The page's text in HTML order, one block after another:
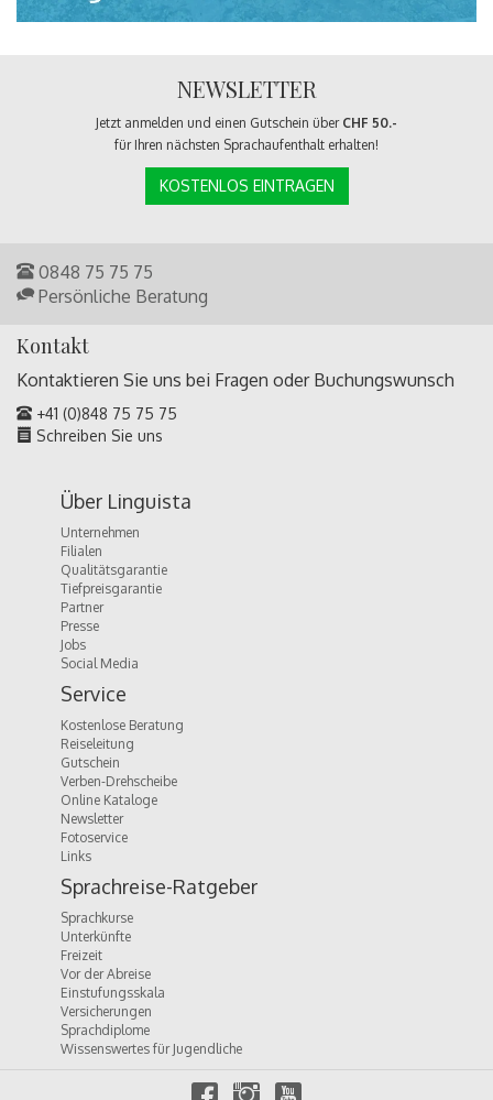
NEWSLETTER
Jetzt anmelden und einen Gutschein über CHF 50.-
für Ihren nächsten Sprachaufenthalt erhalten!
KOSTENLOS EINTRAGEN
0848 75 75 75
Persönliche Beratung
Kontakt
Kontaktieren Sie uns bei Fragen oder Buchungswunsch
+41 (0)848 75 75 75
Schreiben Sie uns
Über Linguista
Unternehmen
Filialen
Qualitätsgarantie
Tiefpreisgarantie
Partner
Presse
Jobs
Social Media
Service
Kostenlose Beratung
Reiseleitung
Gutschein
Verben-Drehscheibe
Online Kataloge
Newsletter
Fotoservice
Links
Sprachreise-Ratgeber
Sprachkurse
Unterkünfte
Freizeit
Vor der Abreise
Einstufungsskala
Versicherungen
Sprachdiplome
Wissenswertes für Jugendliche